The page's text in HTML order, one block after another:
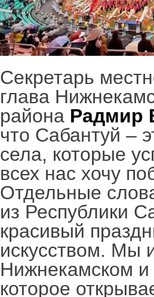
Секретарь
глава
района Радмир
что Сабантуй –
села, которые
всех нас хочу
Отдельные
из Республики
красивый
искусством. Мы
Нижнекамском и
которое